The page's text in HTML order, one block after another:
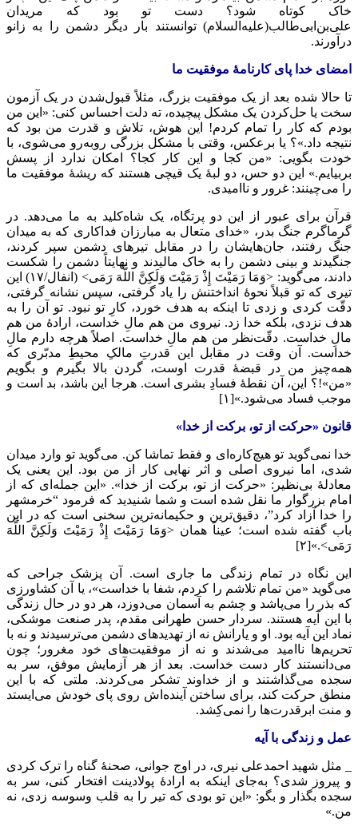
خاک کوتاه شود؟ دست تو بود که مریدان
علی‌بن‌ابی‌طالب(علیه‌السلام) توانستند بار دیگر دشمن را به زانو
درآورند.
امضای خدا پای کارنامۀ موفقیت ما
تا حالا شده بعد از یک موفقیت بزرگ، مثلاً قبول‌شدن در یک آزمون
سخت یا حل‌کردن یک مشکل پیچیده، ته دلت احساس کنی: «این من
بودم که کار را تمام کردم! این هوش، تلاش و قدرت من بود که
نتیجه داد.»؟ یا برعکس، وقتی با مشکل بزرگی روبه‌رو می‌شوی، با
خودت بگویی: «من کجا و این کار کجا؟ امکان ندارد از پسش
بربیایم.» این دو حس، دو لبۀ یک قیچی هستند که ریشۀ موفقیت ما
را می‌چینند: غرور و ناامیدی.
قرآن برای عبور از این دو پرتگاه، یک شاه‌کلید به ما می‌دهد. در
گرماگرم جنگ بدر، «خدای متعال به مبارزان فداکاری که به میدان
جنگ رفتند، جان‌هایشان را در مقابل تیرهای دشمن سپر کردند،
جنگیدند و بینی دشمن را به خاک مالیدند و نهایتاً دشمن را شکست
دادند، می‌گوید: <وَمَا رَمَیْتَ إِذْ رَمَیْتَ وَلَکِنَّ اللَّهَ رَمَی> (انفال/۱۷) این
تیری که تو قبلاً نحوۀ انداختنش را یاد گرفتی، سپس نشانه گرفتی،
دقّت کردی و زدی تا اینکه به هدف خورد، کارِ تو نبود. تو آن را به
هدف نزدی، بلکه خدا زد. نیروی من هم مالِ خداست، ارادۀ من هم
مالِ خداست. دقّت‌نظر من هم مالِ خداست. اصلاً هرچه دارم مالِ
خداست. آن وقت در مقابل این قدرتِ مالکِ محیطِ مدبّری که
همه‌چیز من در قبضۀ قدرت اوست، گردن بالا بگیرم و بگویم
«من»!؟ این، آن نقطۀ فسادِ بشری است. هرجا این باشد، بد است و
موجب فساد می‌شود.»[۱]
قانون «حرکت از تو، برکت از خدا»
خدا نمی‌گوید تو هیچ‌کاره‌ای و فقط تماشا کن. می‌گوید تو وارد میدان
شدی، اما نیروی اصلی و اثر نهایی کار از من بود. این یعنی یک
معادلۀ بی‌نظیر: «حرکت از تو، برکت از خدا». «این جمله‌ای که از
امام بزرگوار ما نقل شده است و شما شنیدید که فرمود “خرمشهر
را خدا آزاد کرد”، دقیق‌ترین و حکیمانه‌ترین سخنی است که در این
باب گفته شده است؛ عیناً همان <وَمَا رَمَیْتَ إِذْ رَمَیْتَ وَلَکِنَّ اللَّهَ
رَمَی>.»[۲]
این نگاه در تمام زندگی ما جاری است. آن پزشک جراحی که
می‌گوید «من تمام تلاشم را کردم، شفا با خداست»، یا آن کشاورزی
که بذر را می‌پاشد و چشم به آسمان می‌دوزد، هر دو در حال زندگی
با این آیه هستند. سردار حسن طهرانی مقدم، پدر صنعت موشکی،
نماد این آیه بود. او و یارانش نه از تهدیدهای دشمن می‌ترسیدند و نه با
تحریم‌ها ناامید می‌شدند و نه از موفقیت‌های خود مغرور؛ چون
می‌دانستند کار دست خداست. بعد از هر آزمایش موفق، سر به
سجده می‌گذاشتند و از خداوند تشکر می‌کردند. ملتی که با این
منطق حرکت کند، برای ساختن آینده‌اش روی پای خودش می‌ایستد
و منت ابرقدرت‌ها را نمی‌کِشد.
عمل و زندگی با آیه
_ مثل شهید احمدعلی نیری، در اوج جوانی، صحنۀ گناه را ترک کردی
و پیروز شدی؟ به‌جای اینکه به ارادۀ پولادینت افتخار کنی، سر به
سجده بگذار و بگو: «این تو بودی که تیر را به قلب وسوسه زدی، نه
من.»